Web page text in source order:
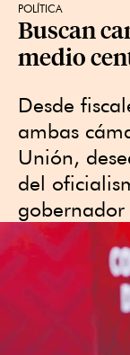
POLÍTICA
Buscan
medio
Desde
ambas
Unión,
del